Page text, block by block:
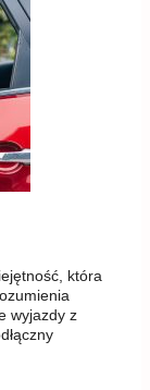
która
wyjazdy z